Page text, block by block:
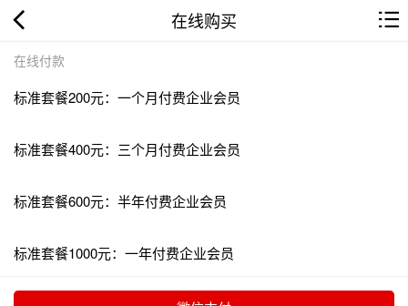
在线购买
在线付款
标准套餐200元：一个月付费企业会员
标准套餐400元：三个月付费企业会员
标准套餐600元：半年付费企业会员
标准套餐1000元：一年付费企业会员